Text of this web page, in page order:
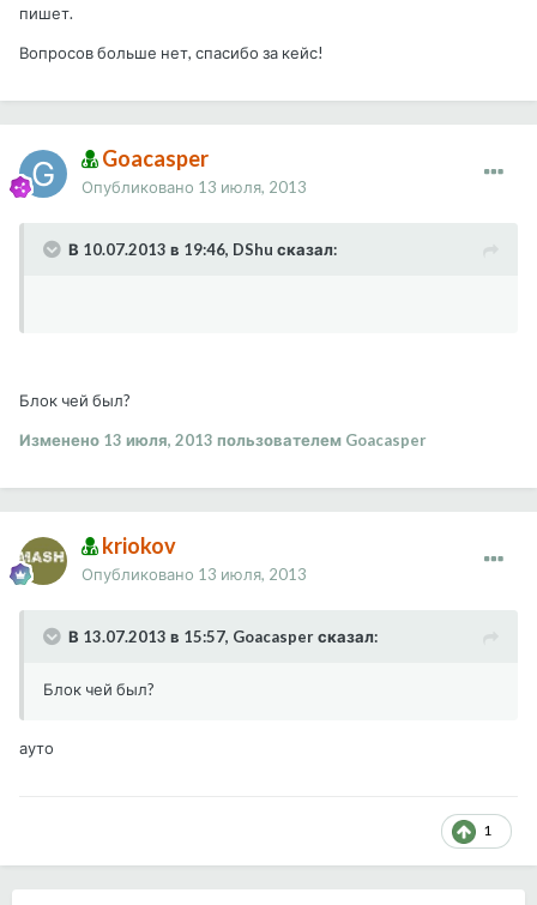
пишет.
Вопросов больше нет, спасибо за кейс!
Goacasper
Опубликовано 13 июля, 2013
В 10.07.2013 в 19:46, DShu сказал:
Блок чей был?
Изменено 13 июля, 2013 пользователем Goacasper
kriokov
Опубликовано 13 июля, 2013
В 13.07.2013 в 15:57, Goacasper сказал:
Блок чей был?
ауто
1